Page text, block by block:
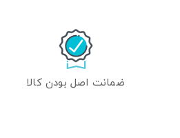
ضمانت اصل بودن کالا